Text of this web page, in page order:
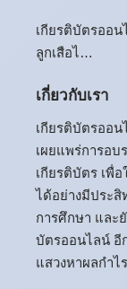
เกียรติบัตรออ
ลูกเสือไ…
เกี่ยวกับเรา
เกียรติบัตรออน
เผยแพร่การอ
เกียรติบัตร เพื่
ได้อย่างมีประสิ
การศึกษา และ
บัตรออนไลน์ อี
แสวงหาผลกำไ